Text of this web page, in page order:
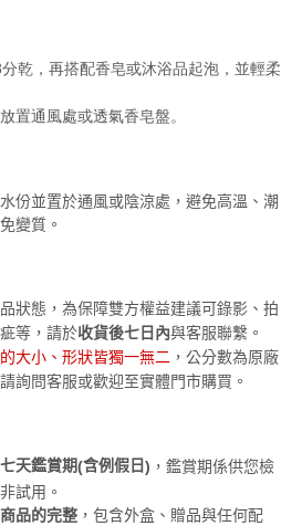
乾，再搭配香皂或沐浴品起泡，並輕柔
置通風處或透氣香皂盤。
份並置於通風或陰涼處，避免高溫、潮
變質。
狀態，為保障雙方權益建議可錄影、拍
等，請於收貨後七日內與客服聯繫。
大小、形狀皆獨一無二 ，公分數為原廠
詢問客服或歡迎至實體門市購買。
七天鑑賞期(含例假日) ，鑑賞期係供您檢
試用。
品的完整 ，包含外盒、贈品與任何配